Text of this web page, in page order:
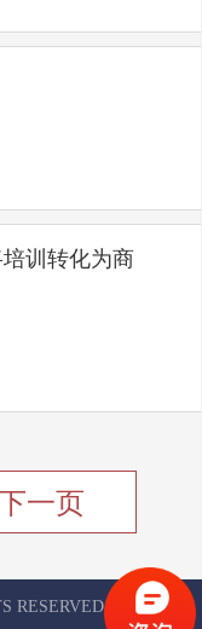
培训转化为商
一页
RESERVED
京ICP备